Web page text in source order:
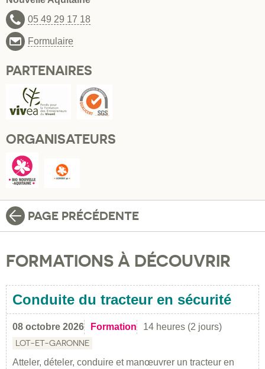
05 49 29 17 18
Formulaire
PARTENAIRES
ORGANISATEURS
PAGE PRÉCÉDENTE
FORMATIONS À DÉCOUVRIR
Conduite du tracteur en sécurité
08 octobre 2026 Formation 14 heures (2 jours)
LOT-ET-GARONNE
Atteler, dételer, conduire et manœuvrer un tracteur en